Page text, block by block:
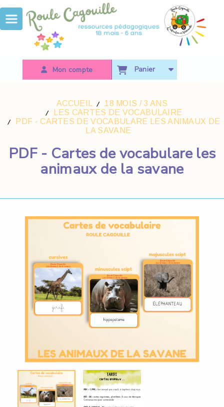
Mon compte Panier
ACCUEIL
18 MOIS / 3 ANS
LES CARTES DE VOCABULAIRE
PDF - CARTES DE VOCABULARE LES ANIMAUX DE
LA SAVANE
PDF - Cartes de vocabulare les
animaux de la savane
Panneau de gestion des cookies